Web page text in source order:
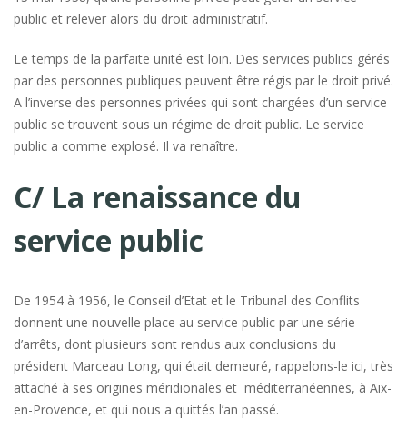
public et relever alors du droit administratif.
Le temps de la parfaite unité est loin. Des services publics gérés
par des personnes publiques peuvent être régis par le droit privé.
A l’inverse des personnes privées qui sont chargées d’un service
public se trouvent sous un régime de droit public. Le service
public a comme explosé. Il va renaître.
C/ La renaissance du
service public
De 1954 à 1956, le Conseil d’Etat et le Tribunal des Conflits
donnent une nouvelle place au service public par une série
d’arrêts, dont plusieurs sont rendus aux conclusions du
président Marceau Long, qui était demeuré, rappelons-le ici, très
attaché à ses origines méridionales et méditerranéennes, à Aix-
en-Provence, et qui nous a quittés l’an passé.